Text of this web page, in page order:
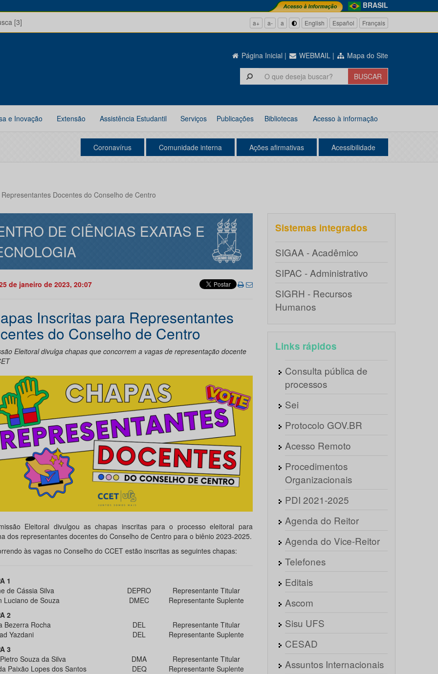
BRASIL
[3]
a+ a- a English Español Français
Página Inicial | WEBMAIL | Mapa do Site
e Inovação Extensão Assistência Estudantil Serviços Publicações Bibliotecas Acesso à informação
Coronavírus Comunidade interna Ações afirmativas Acessibilidade
Docentes do Conselho de Centro
DE CIÊNCIAS EXATAS E
de janeiro de 2023, 20:07
Inscritas para Representantes
do Conselho de Centro
Eleitoral divulga chapas que concorrem a vagas de representação docente
Eleitoral divulgou as chapas inscritas para o processo eleitoral para
dos representantes docentes do Conselho de Centro para o biênio 2023-2025.
às vagas no Conselho do CCET estão inscritas as seguintes chapas:
1
de Cássia Silva
DEPRO
Representante Titular
Luciano de Souza
DMEC
Representante Suplente
2
Bezerra Rocha
DEL
Representante Titular
Yazdani
DEL
Representante Suplente
3
Souza da Silva
DMA
Representante Titular
Paixão Lopes dos Santos
DEQ
Representante Suplente
Sistemas integrados
SIGAA - Acadêmico
SIPAC - Administrativo
SIGRH - Recursos
Humanos
Links rápidos
Consulta pública de
processos
Sei
Protocolo GOV.BR
Acesso Remoto
Procedimentos
Organizacionais
PDI 2021-2025
Agenda do Reitor
Agenda do Vice-Reitor
Telefones
Editais
Ascom
Sisu UFS
CESAD
Assuntos Internacionais